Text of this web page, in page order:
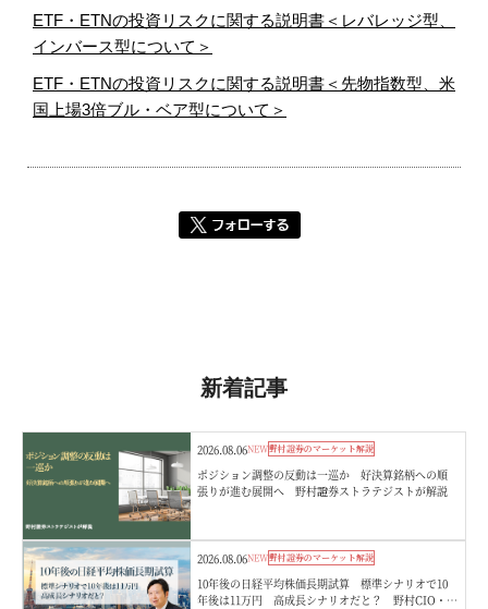
ETF・ETNの投資リスクに関する説明書＜レバレッジ型、
インバース型について＞
ETF・ETNの投資リスクに関する説明書＜先物指数型、米
国上場3倍ブル・ベア型について＞
新着記事
2026.08.06NEW野村證券のマーケット解説
ポジション調整の反動は一巡か 好決算銘柄への順
張りが進む展開へ 野村證券ストラテジストが解説
2026.08.06NEW野村證券のマーケット解説
10年後の日経平均株価長期試算 標準シナリオで10
年後は11万円 高成長シナリオだと？ 野村CIO・宮